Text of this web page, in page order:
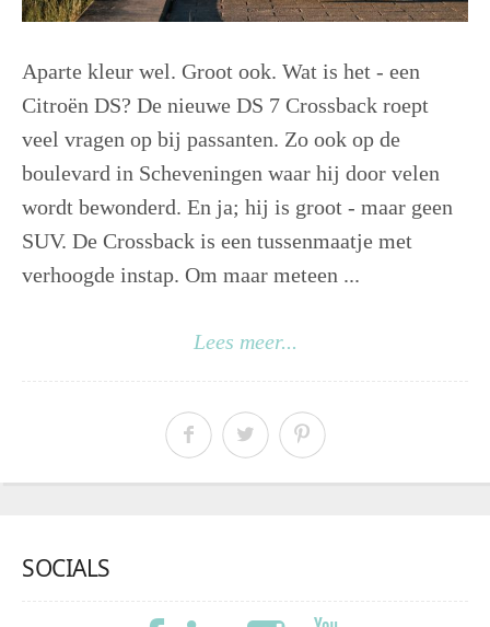
Aparte kleur wel. Groot ook. Wat is het - een
Citroën DS? De nieuwe DS 7 Crossback roept
veel vragen op bij passanten. Zo ook op de
boulevard in Scheveningen waar hij door velen
wordt bewonderd. En ja; hij is groot - maar geen
SUV. De Crossback is een tussenmaatje met
verhoogde instap. Om maar meteen ...
Lees meer...
SOCIALS